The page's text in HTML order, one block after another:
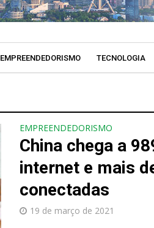
EMPREENDEDORISMO TECNOLOGIA
EMPREENDEDORISMO
China chega a
internet e mais
conectadas
19 de março de 2021